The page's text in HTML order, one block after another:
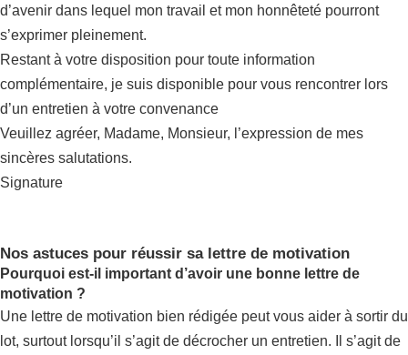
d’avenir dans lequel mon travail et mon honnêteté pourront
s’exprimer pleinement.
Restant à votre disposition pour toute information
complémentaire, je suis disponible pour vous rencontrer lors
d’un entretien à votre convenance
Veuillez agréer, Madame, Monsieur, l’expression de mes
sincères salutations.
Signature
Nos astuces pour réussir sa lettre de motivation
Pourquoi est-il important d’avoir une bonne lettre de
motivation ?
Une lettre de motivation bien rédigée peut vous aider à sortir du
lot, surtout lorsqu’il s’agit de décrocher un entretien. Il s’agit de